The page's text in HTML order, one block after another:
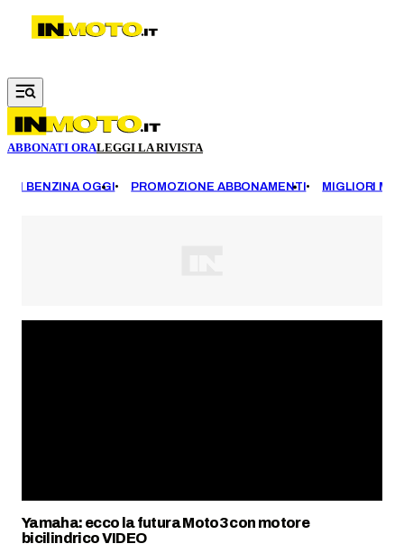
Vai al contenuto principale
ABBONATI ORALEGGI LA RIVISTA
BENZINA OGGI PROMOZIONE ABBONAMENTI MIGLIORI
Yamaha: ecco la futura Moto3 con motore
bicilindrico VIDEO